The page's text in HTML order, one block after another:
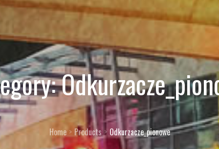
Home Products Odkurzacze_pionowe